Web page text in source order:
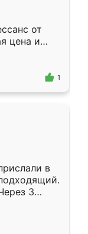
от
цена и
1
в
3